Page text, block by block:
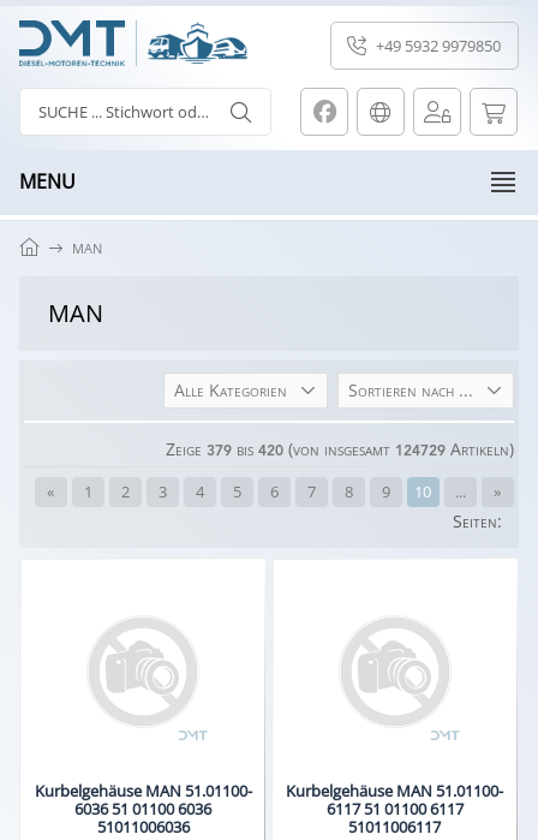
+49 5932 9979850
MENU
MAN
MAN
Alle Kategorien Sortieren nach ...
Zeige 379bis 420(von insgesamt 124729Artikeln)
« 1 2 3 4 5 6 7 8 9 10 ... »
Seiten:
Kurbelgehäuse MAN 51.01100-
6036 51 01100 6036
51011006036
Kurbelgehäuse MAN 51.01100-
6117 51 01100 6117
51011006117